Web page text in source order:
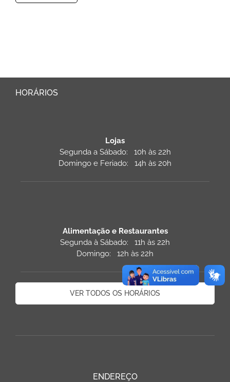
HORÁRIOS
Lojas
Segunda a Sábado: 10h às 22h
Domingo e Feriado: 14h às 20h
Alimentação e Restaurantes
Segunda à Sábado: 11h às 22h
Domingo: 12h às 22h
VER TODOS OS HORÁRIOS
ENDEREÇO